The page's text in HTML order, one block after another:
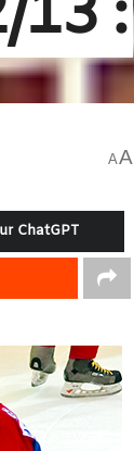
13 :
AA
ChatGPT